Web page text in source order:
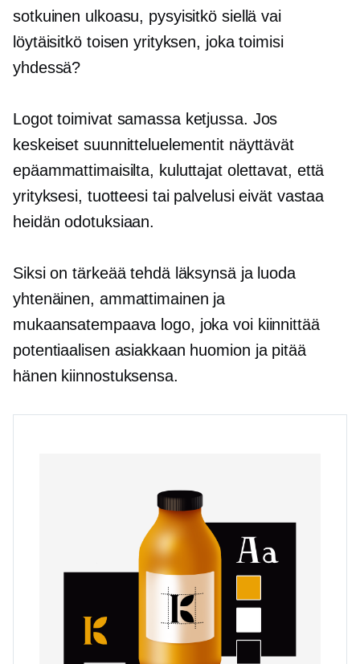
sotkuinen ulkoasu, pysyisitkö siellä vai
löytäisitkö toisen yrityksen, joka toimisi
yhdessä?
Logot toimivat samassa ketjussa. Jos
keskeiset suunnitteluelementit näyttävät
epäammattimaisilta, kuluttajat olettavat, että
yrityksesi, tuotteesi tai palvelusi eivät vastaa
heidän odotuksiaan.
Siksi on tärkeää tehdä läksynsä ja luoda
yhtenäinen, ammattimainen ja
mukaansatempaava logo, joka voi kiinnittää
potentiaalisen asiakkaan huomion ja pitää
hänen kiinnostuksensa.